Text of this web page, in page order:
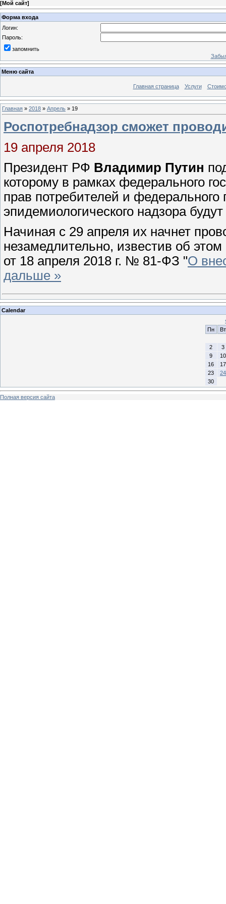
[Мой сайт]
Форма входа
Логин:
Пароль:
запомнить
Меню сайта
Главная страница Услуги
Главная » 2018 » Апрель » 19
Роспотребнадзор cможет
19 апреля 2018
Президент РФ Владимир Путин
которому в рамках федерального
прав потребителей и федерального
эпидемиологического надзора
Начиная с 29 апреля их начнет
незамедлительно, известив об
от 18 апреля 2018 г. № 81-ФЗ "О
дальше »
Calendar
Пн
Вт
2
3
9
10
16
17
23
24
30
Полная версия сайта